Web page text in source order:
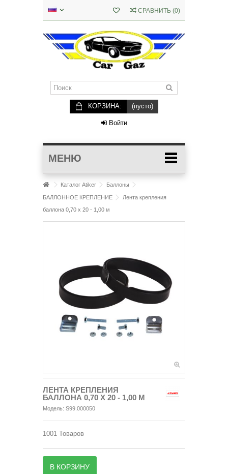
СРАВНИТЬ (0)
КОРЗИНА: (пусто)
Войти
МЕНЮ
Каталог Atiker Баллоны
БАЛЛОННОЕ КРЕПЛЕНИЕ
Лента крепления
баллона 0,70 х 20 - 1,00 м
ЛЕНТА КРЕПЛЕНИЯ
БАЛЛОНА 0,70 Х 20 - 1,00 М
Модель: S99.000050
1001 Товаров
В КОРЗИНУ